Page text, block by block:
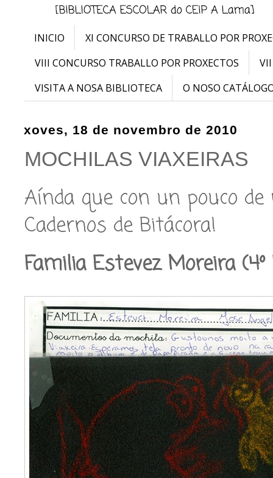
INICIO
XI CONCURSO DE TRABALLO POR
VIII CONCURSO TRABALLO POR PROXECTOS
VISITA A NOSA BIBLIOTECA
O NOSO
xoves, 18 de novembro de 2010
MOCHILAS VIAXEIRAS
Aínda que con un pouco
Cadernos de Bitácora!
Familia Estevez Moreira